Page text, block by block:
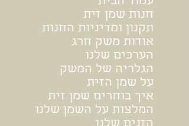
חנות שמן זית
תקנון ומדיניות החנות
אודות משק חרג
הערכים שלנו
הגלריה של המשק
על שמן הזית
איך בוחרים שמן זית
המלצות על השמן שלנו